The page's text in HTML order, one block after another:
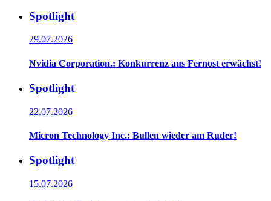
Spotlight
29.07.2026
Nvidia Corporation.: Konkurrenz aus Fernost erwächst!
Spotlight
22.07.2026
Micron Technology Inc.: Bullen wieder am Ruder!
Spotlight
15.07.2026